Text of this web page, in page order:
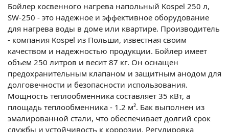
Бойлер косвенного нагрева напольный Kospel 250 л,
SW-250 - это надежное и эффективное оборудование
для нагрева воды в доме или квартире. Производитель
- компания Kospel из Польши, известная своим
качеством и надежностью продукции. Бойлер имеет
объем 250 литров и весит 87 кг. Он оснащен
предохранительным клапаном и защитным анодом для
долговечности и безопасности использования.
Мощность теплообменника составляет 35 кВт, а
площадь теплообменника - 1.2 м². Бак выполнен из
эмалированной стали, что обеспечивает долгий срок
службы и устойчивость к коррозии. Регулировка